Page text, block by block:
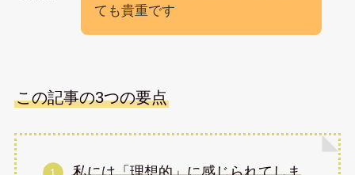
ても貴重です
この記事の3つの要点